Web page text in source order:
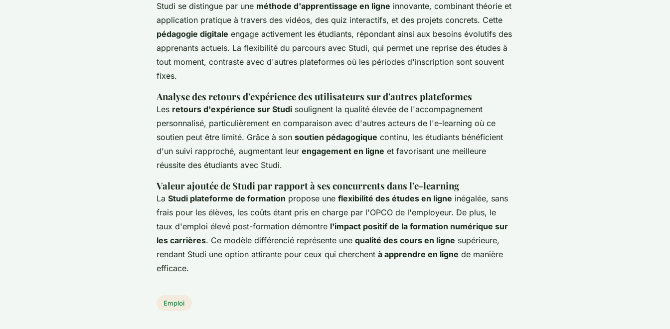
Studi se distingue par une méthode d'apprentissage en ligne innovante, combinant théorie et
application pratique à travers des vidéos, des quiz interactifs, et des projets concrets. Cette
pédagogie digitale engage activement les étudiants, répondant ainsi aux besoins évolutifs des
apprenants actuels. La flexibilité du parcours avec Studi, qui permet une reprise des études à
tout moment, contraste avec d'autres plateformes où les périodes d'inscription sont souvent
fixes.
Analyse des retours d'expérience des utilisateurs sur d'autres plateformes
Les retours d'expérience sur Studi soulignent la qualité élevée de l'accompagnement
personnalisé, particulièrement en comparaison avec d'autres acteurs de l'e-learning où ce
soutien peut être limité. Grâce à son soutien pédagogique continu, les étudiants bénéficient
d'un suivi rapproché, augmentant leur engagement en ligne et favorisant une meilleure
réussite des étudiants avec Studi.
Valeur ajoutée de Studi par rapport à ses concurrents dans l'e-learning
La Studi plateforme de formation propose une flexibilité des études en ligne inégalée, sans
frais pour les élèves, les coûts étant pris en charge par l'OPCO de l'employeur. De plus, le
taux d'emploi élevé post-formation démontre l'impact positif de la formation numérique sur
les carrières. Ce modèle différencié représente une qualité des cours en ligne supérieure,
rendant Studi une option attirante pour ceux qui cherchent à apprendre en ligne de manière
efficace.
Emploi